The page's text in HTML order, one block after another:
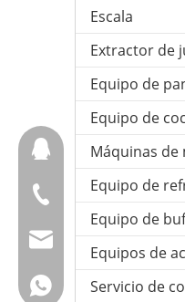
Escala
Extractor de
Equipo de
Equipo de
Máquinas de
Equipo de
Equipo de
Equipos de
Servicio de
657098666
+ 86-18658123631
+ 86-